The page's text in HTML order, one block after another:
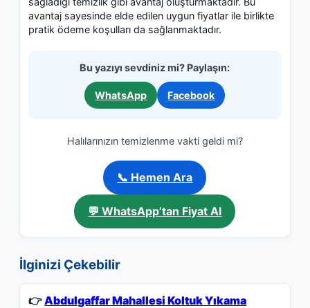
avantaj sayesinde elde edilen uygun fiyatlar ile birlikte
pratik ödeme koşulları da sağlanmaktadır.
Bu yazıyı sevdiniz mi? Paylaşın:
WhatsApp Facebook
Halılarınızın temizlenme vakti geldi mi?
📞 Hemen Ara
💬 WhatsApp’tan Fiyat Al
İlginizi Çekebilir
👉Abdulgaffar Mahallesi Koltuk Yıkama